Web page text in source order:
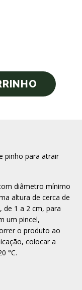
pinho para atrair
diâmetro mínimo
altura de cerca de
de 1 a 2 cm, para
um pincel,
o produto ao
colocar a
°C.